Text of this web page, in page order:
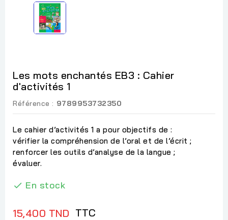
Les mots enchantés EB3 : Cahier
d'activités 1
Référence : 9789953732350
Le cahier d’activités 1 a pour objectifs de :
vérifier la compréhension de l’oral et de l’écrit ;
renforcer les outils d’analyse de la langue ;
évaluer.
 En stock
15,400 TND TTC